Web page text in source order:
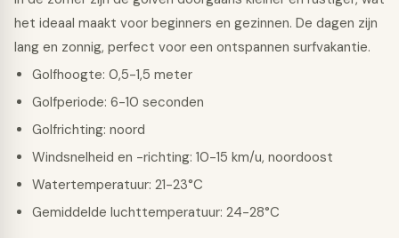
het ideaal maakt voor beginners en gezinnen. De dagen zijn
lang en zonnig, perfect voor een ontspannen surfvakantie.
Golfhoogte: 0,5-1,5 meter
Golfperiode: 6-10 seconden
Golfrichting: noord
Windsnelheid en -richting: 10-15 km/u, noordoost
Watertemperatuur: 21-23°C
Gemiddelde luchttemperatuur: 24-28°C